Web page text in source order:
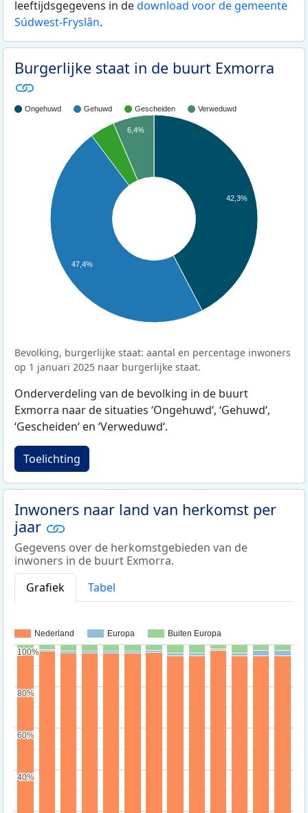
leeftijdsgegevens in dedownload voor de gemeente
Súdwest-Fryslân.
Burgerlijke staat in de buurt Exmorra
Ongehuwd Gehuwd Gescheiden Verweduwd
42,3%
6,4%
47,4%
Bevolking, burgerlijke staat: aantal en percentage inwoners
op 1 januari 2025 naar burgerlijke staat.
Onderverdeling van de bevolking in de buurt
Exmorra naar de situaties ‘Ongehuwd‘, ‘Gehuwd‘,
‘Gescheiden‘ en ‘Verweduwd‘.
Toelichting
Inwoners naar land van herkomst per
jaar
Gegevens over de herkomstgebieden van de
inwoners in de buurt Exmorra.
Grafiek
Tabel
Nederland Europa Buiten Europa
40%
40%
60%
60%
80%
80%
100%
100%